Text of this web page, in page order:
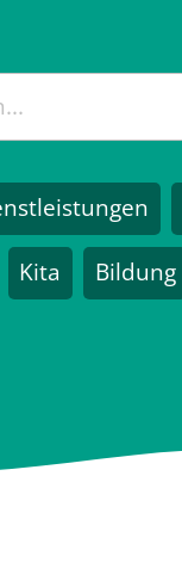
Kita Bildung